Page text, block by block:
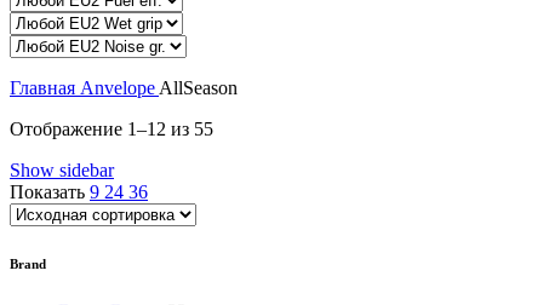
Главная Anvelope AllSeason
Отображение 1–12 из 55
Show sidebar
Показать 9 24 36
Brand